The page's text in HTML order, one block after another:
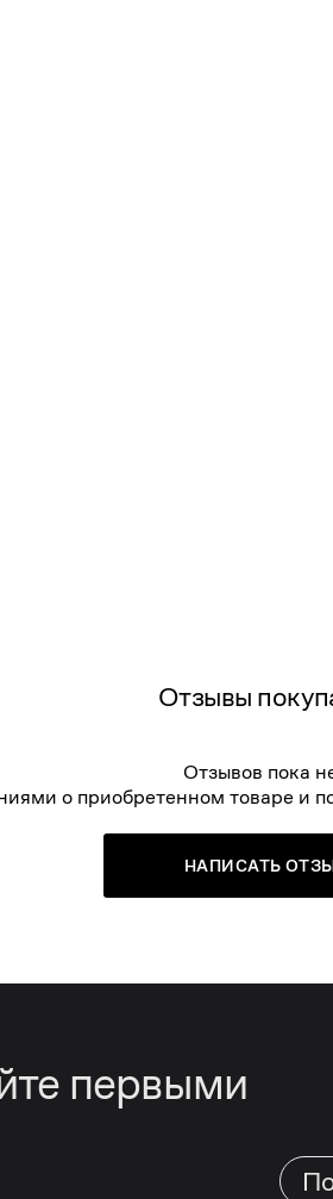
Отзывы
Отзывов пока
о приобретенном товаре и
НАПИСАТЬ
первыми